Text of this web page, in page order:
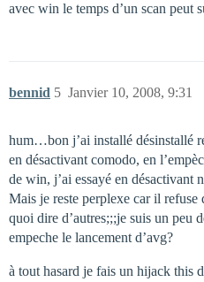
avec win le temps d’un scan peut
bennid Janvier 10, 2008, 9:31
5
hum…bon j’ai installé désinstallé
en désactivant comodo, en
de win, j’ai essayé en désactivant
Mais je reste perplexe car il
quoi dire d’autres;;;je suis un peu
empeche le lancement d’avg?
à tout hasard je fais un hijack this